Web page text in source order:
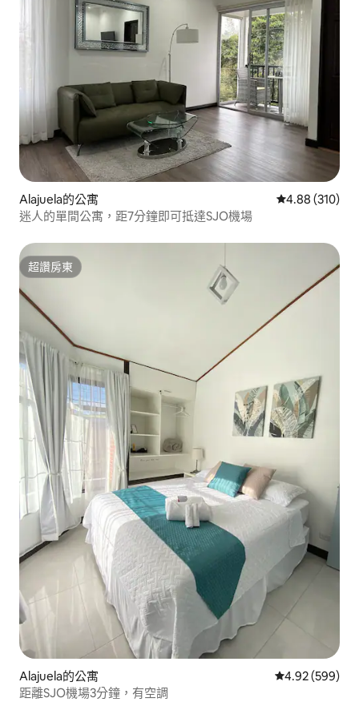
Alajuela的公寓 從 310 則評價
4.88 (310)
迷人的單間公寓，距7分鐘即可抵達SJO機場
超讚房東
超讚房東
Alajuela的公寓 從 599 則評價
4.92 (599)
距離SJO機場3分鐘，有空調